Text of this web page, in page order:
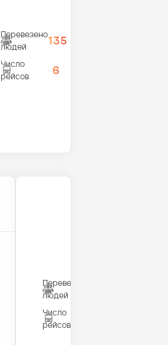
Перевезено
людей
135
Число
рейсов
6
Перевезено
людей
Число
рейсов